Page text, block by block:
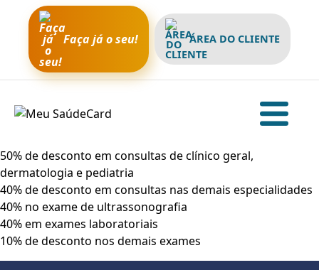
Faça já o seu! ÁREA DO CLIENTE
50% de desconto em consultas de clínico geral,
dermatologia e pediatria
40% de desconto em consultas nas demais especialidades
40% no exame de ultrassonografia
40% em exames laboratoriais
10% de desconto nos demais exames